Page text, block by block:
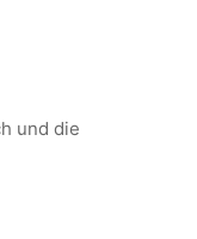
und die